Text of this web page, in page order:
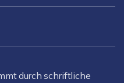
durch schriftliche